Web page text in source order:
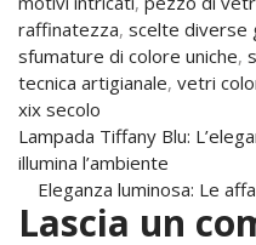
raffinatezza, scelte diverse
sfumature di colore uniche,
tecnica artigianale, vetri
xix secolo
Navigazione
articoli
Lampada Tiffany Blu:
illumina l’ambiente
Eleganza luminosa: Le
Lascia un